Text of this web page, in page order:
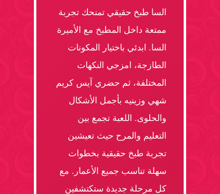
السا طبخ حقيقي تمنحك تجربة
ممتعة داخل المطبخ مع الأميرة
السا. ابدئي باختيار المكونات
الطازجة، امزجي النكهات
المختلفة، ثم حضري آيس كريم
شهي وزينيه بأجمل الأشكال
والحلوى. اللعبة تجمع بين
التعليم والمرح حيث تعيشين
تجربة طبخ حقيقية بخطوات
سهلة تناسب جميع الأعمار. مع
كل مرحلة جديدة ستكتشفين